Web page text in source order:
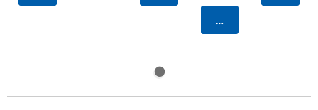
Agregar